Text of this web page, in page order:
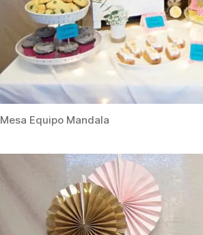
Mesa Equipo Mandala